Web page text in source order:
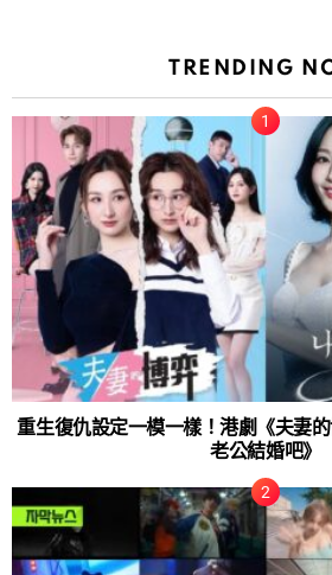
TRENDING
重生復仇設定一模一樣！港劇《夫妻
老公結婚吧》